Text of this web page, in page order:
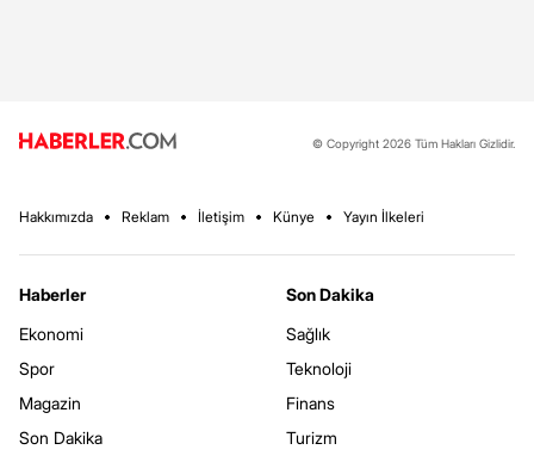
© Copyright 2026 Tüm Hakları Gizlidir.
Hakkımızda Reklam İletişim Künye Yayın İlkeleri
Haberler
Ekonomi
Spor
Magazin
Son Dakika
Son Dakika
Sağlık
Teknoloji
Finans
Turizm